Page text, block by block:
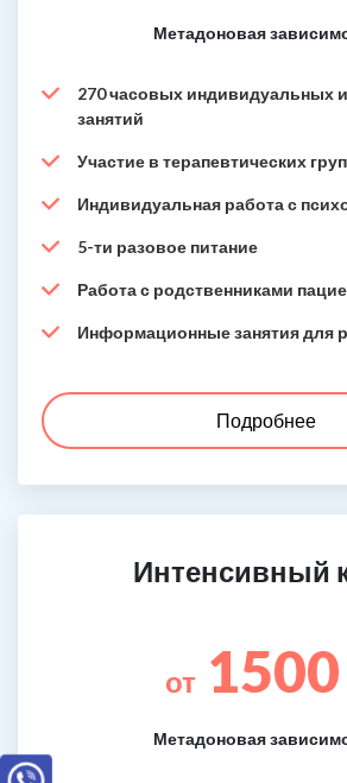
Метадоновая
270 часовых индивидуальных
занятий
Участие в терапевтических
Индивидуальная работа с
5-ти разовое питание
Работа с родственниками
Информационные занятия для
Подробнее
Интенсивный
от 1500
Метадоновая